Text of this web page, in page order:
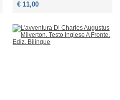
€ 11,00